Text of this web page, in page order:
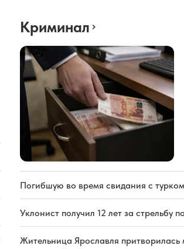
Криминал
Погибшую во время свидания с
Уклонист получил 12 лет за стрельбу
Жительница Ярославля